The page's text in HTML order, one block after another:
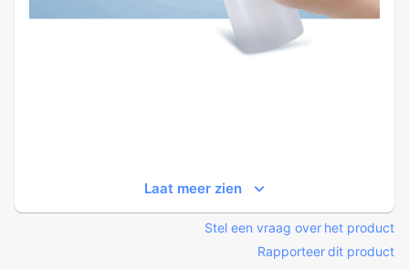
Laat meer zien
Stel een vraag over het product
Rapporteer dit product